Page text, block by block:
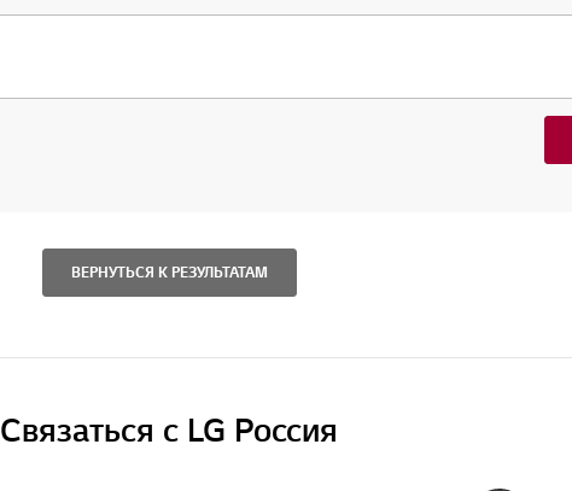
ВЕРНУТЬСЯ К РЕЗУЛЬТАТАМ
Связаться с LG Россия